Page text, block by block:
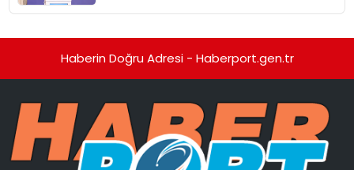
Haberin Doğru Adresi - Haberport.gen.tr